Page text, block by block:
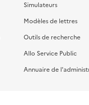
Simulateurs
Modèles de lettres
Outils de recherche
Allo Service Public
Annuaire de